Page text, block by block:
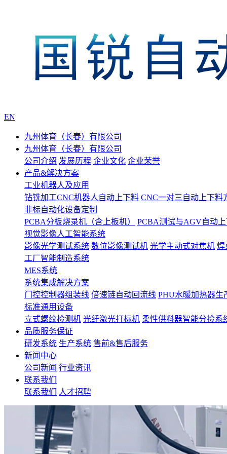
EN
九州体育（长春）有限公司
九州体育（长春）有限公司
公司介绍 发展历程 企业文化 企业荣誉
产品&解决方案
工业机器人及应用
钻铣加工CNC机器人自动上下料 CNC一对三自动上下料
非标自动化设备定制
PCBA分板烧录机（含上板机）
PCBA测试与AGV自动
视觉影像人工智能系统
影像光学测试系统 数位影像测试机 光学主动式对焦机 焊
工厂智能制造系统
MES系统
系统集成解决方案
门控控制器组装线 倍速链自动回流线 PHU水暖加热器生
标准通用设备
立式螺纹检测机 光纤激光打标机 柔性供料器智能分捡系
品质服务保证
研发系统 生产系统 售前&售后服务
新闻中心
公司新闻 行业资讯
联系我们
联系我们
人才招聘